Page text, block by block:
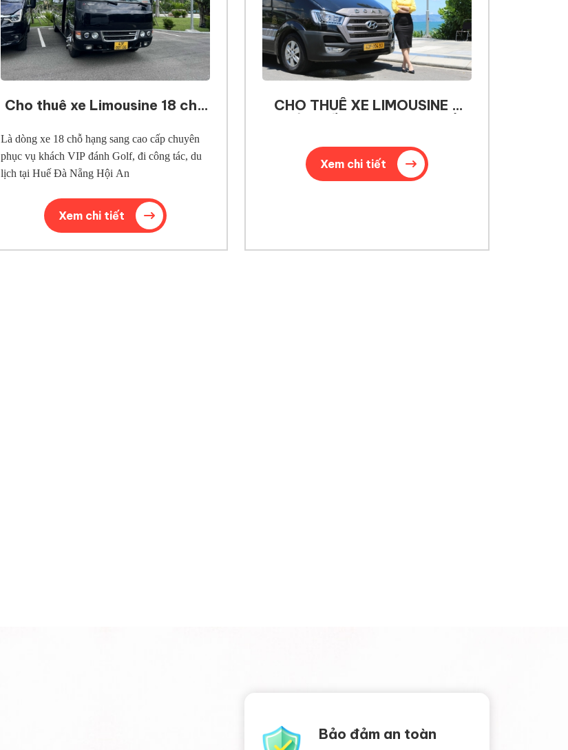
Cho thuê xe Limousine 18 chỗ
Là dòng xe 18 chỗ hạng sang cao cấp chuyên
phục vụ khách VIP đánh Golf, đi công tác, du
lịch tại Huế Đà Nẵng Hội An
Xem chi tiết
CHO THUÊ XE LIMOUSINE 9
Xem chi tiết
Bảo đảm an toàn